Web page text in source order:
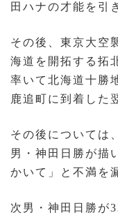
田ハナの才能を引
その後、東京大空
海道を開拓する拓
率いて北海道十勝
鹿追町に到着した
その後については
男・神田日勝が描
かいて」と不満を
次男・神田日勝が